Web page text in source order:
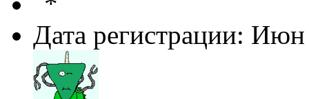
Дата регистрации: